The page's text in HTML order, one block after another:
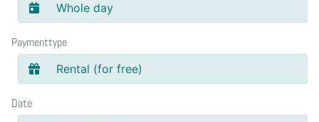
Whole day
Paymenttype
Rental (for free)
Date